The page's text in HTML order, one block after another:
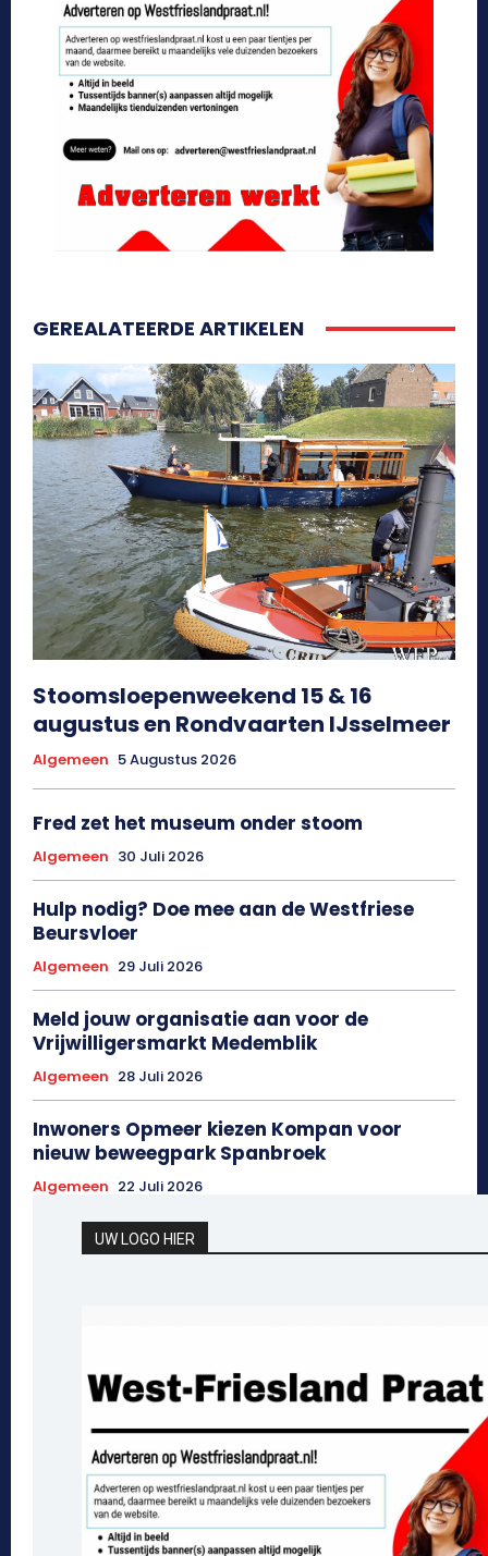
GEREALATEERDE ARTIKELEN
Stoomsloepenweekend 15 & 16
augustus en Rondvaarten IJsselmeer
Algemeen 5 Augustus 2026
Fred zet het museum onder stoom
Algemeen 30 Juli 2026
Hulp nodig? Doe mee aan de Westfriese
Beursvloer
Algemeen 29 Juli 2026
Meld jouw organisatie aan voor de
Vrijwilligersmarkt Medemblik
Algemeen 28 Juli 2026
Inwoners Opmeer kiezen Kompan voor
nieuw beweegpark Spanbroek
Algemeen 22 Juli 2026
UW LOGO HIER